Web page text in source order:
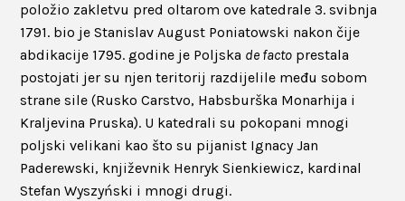
položio zakletvu pred oltarom ove katedrale 3. svibnja
1791. bio je Stanislav August Poniatowski nakon čije
abdikacije 1795. godine je Poljska de facto prestala
postojati jer su njen teritorij razdijelile među sobom
strane sile (Rusko Carstvo, Habsburška Monarhija i
Kraljevina Pruska). U katedrali su pokopani mnogi
poljski velikani kao što su pijanist Ignacy Jan
Paderewski, književnik Henryk Sienkiewicz, kardinal
Stefan Wyszyński i mnogi drugi.